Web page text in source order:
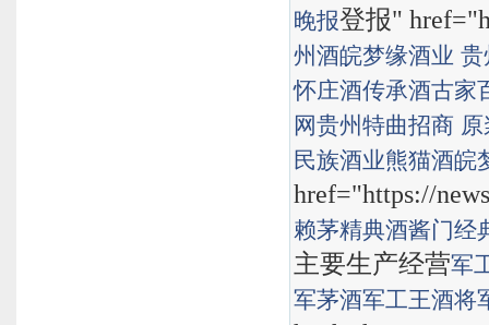
晚报登报"
州酒皖梦缘酒业 贵
怀庄酒传承酒古家
网贵州特曲招商
民族酒业熊猫酒皖
href="https://
赖茅精典酒酱门经
主要生产经营军
军茅酒军工王酒将